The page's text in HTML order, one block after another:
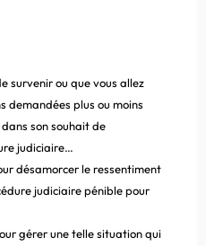
survenir ou que vous allez
demandées plus ou moins
son souhait de
judiciaire…
désamorcer le ressentiment
judiciaire pénible pour
gérer une telle situation qui